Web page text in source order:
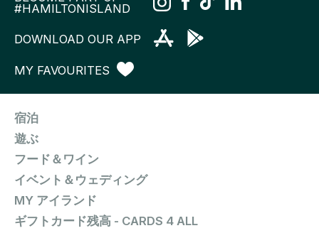
#HAMILTONISLAND
DOWNLOAD OUR APP
MY FAVOURITES
宿泊
遊ぶ
フード＆ワイン
イベント＆ウェディング
MY アイランド
ギフトカード残高 - CARDS 4 ALL